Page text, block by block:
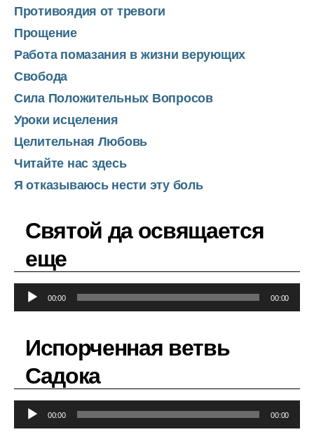
Противоядия от тревоги
Прощение
Работа помазания в жизни верующих
Свобода
Сила Положительных Вопросов
Уроки исцеления
Целительная Любовь
Читайте нас здесь
Я отказываюсь нести эту боль
Святой да освящается
еще
у
л
00:00 00:00
Испорченная ветвь
Садока
у
00:00 00:00